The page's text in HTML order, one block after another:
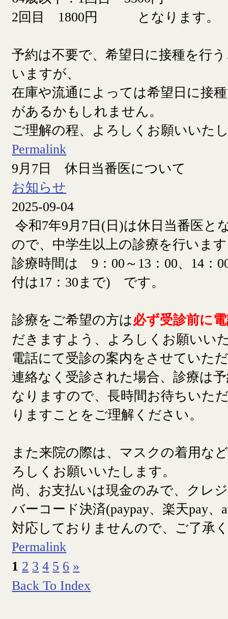
2回目 1800円 となります。
予約は不要で、希望日に接種を行
いますが、
在庫や流通によっては希望日に接
があるかもしれません。
ご理解の程、よろしくお願いいた
Permalink
9月7日 休日当番医について
お知らせ
2025-09-04
令和7年9月7日(日)は休日当番医と
ので、中学生以上の診療を行います
診療時間は 9：00～13：00、14：
付は17：30まで) です。
診療をご希望の方は必ず受診前に
だきますよう、よろしくお願いい
電話にて受診の案内をさせていた
連絡なく受診された場合、診療は
なりますので、長時間お待ちいた
りますことをご理解ください。
また来院の際は、マスクの着用な
ろしくお願いいたします。
尚、お支払いは現金のみで、クレ
バーコード決済(paypay、楽天pay、
対応しておりませんので、ご了承
Permalink
1 2 3 4 5 6 »
Back To Index